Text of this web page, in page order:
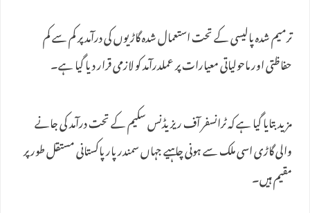
ترمیم شدہ پالیسی کے تحت استعمال شدہ گاڑیوں کی درآمد پر کم سے کم
حفاظتی اور ماحولیاتی معیارات پر عملدرآمد کو لازمی قرار دیا گیا ہے۔
مزید بتایا گیا ہے کہ ٹرانسفر آف ریزیڈنس سکیم کے تحت درآمد کی جانے
والی گاڑی اسی ملک سے ہونی چاہیے جہاں سمندر پار پاکستانی مستقل طور پر
مقیم ہیں۔